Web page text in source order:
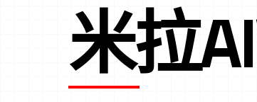
米拉